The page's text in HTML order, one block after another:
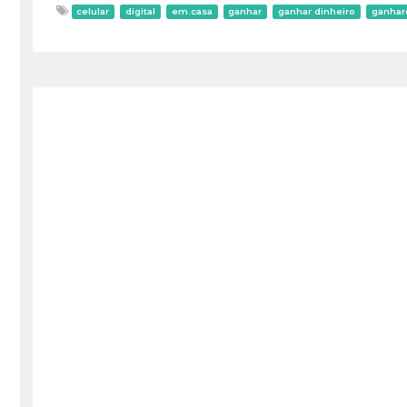
celular digital em.casa ganhar ganhar dinheiro